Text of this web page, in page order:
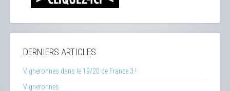
DERNIERS ARTICLES
Vigneronnes dans le 19/20 de France 3 !
Vigneronnes